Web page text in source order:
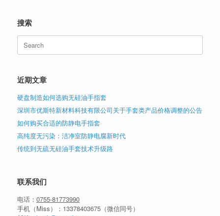
搜索
Search
for:
近期文章
硬盘制造如何选购无硅油手指套
深圳市优斯特新材料科技有限公司关于手套类产品价格调整的公告
如何购买合适的防静电手指套
高纯度无污染：洁净室防静电腐新时代
传统到无硫无硅油手套技术升级路
联系我们
电话： 0755-81773990
手机（Miss）： 13378403675 （微信同号）